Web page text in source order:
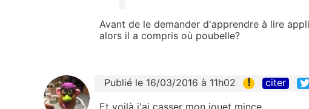
Avant de le demander d'apprendre à lire
alors il a compris où poubelle?
Publié le 16/03/2016 à 11h02 ! citer
Et voilà j'ai casser mon jouet mince